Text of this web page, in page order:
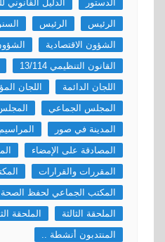
الدستور الدليل القانوني
الرئيس
الرئيس
الشؤون الاقتصادية
القانون التنظيمي 13/114
اللجان الدائمة
اللجان
المجلس الجماعي
المدينة في صور
المصادقة على الإمضاء
المقررات والقرارات
المكتب الجماعي لحفظ الصحة
الملحقة الثالثة
الملحقة
المنتدبون أنشطة ..